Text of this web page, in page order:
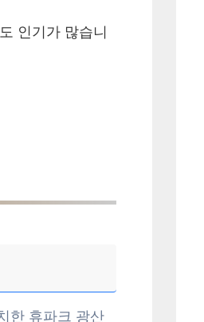
인기가 많습니
한 휴파크 광산